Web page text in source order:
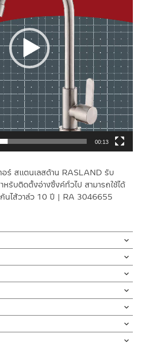
อร์ สแตนเลสด้าน RASLAND รับ
หรับติดตั้งอ่างซิ้งค์ทั่วไป สามารถใช้ได้
นไส้วาล์ว 10 ปี | RA 3046655
00:13
ลิตจากสแตนเลส เกรด 304 ด้าน ตัวก๊อก
บบก้านปัด ตัวล็อกใต้ก๊อกเป็นเกลียวทอง
าล์วน้ำไม่รั่วซึม 10 ปี
ลิตจากสแตนเลส เกรด 304 ทนทานแข็ง
ะไม่ขึ้นสนิม ไม่เป็นรอยคราบน้ำ ออกแบบ
ามารถปรับสวิง ซ้าย-ขวา ได้ ทำให้การล้าง
ใช้งานในห้องครัว เพื่อการล้างสิ่งของหรือ
ดวกมากยิ่งขึ้น การติดตั้งก็ง่ายด้วยตัวล็อก
ฝุ่น เศษทราย เศษท่อ ออกจากท่อน้ำก่อนติด
ลออกจากท่อนาน 1 นาที เพื่อให้แรงน้ำพัด
ท่อน้ำ มิเช่นนั้นสิ่งสกปรกจะเข้าไปภายใน
ได้ หากตรวจพบเศษละอองต่างๆในสินค้า
ผลิตภัณฑ์
สียหายอื่น ๆ นอกจากการใช้งานปกติ เช่นไม่
งๆ
การใช้ผ้านุ่มๆชุบน้ำหมาดๆแล้วเช็ดให้แห้ง
10 ปี